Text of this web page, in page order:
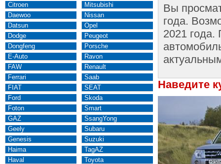
Citroen
Daewoo
Datsun
Dodge
Dongfeng
E-Auto
FAW
Ferrari
FIAT
Ford
Foton
GAZ
Geely
Genesis
Haima
Haval
Mitsubishi
Nissan
Opel
Peugeot
Porsche
Ravon
Renault
Saab
SEAT
Skoda
Smart
SsangYong
Subaru
Suzuki
TagAZ
Toyota
Вы
года.
2021 года.
Наведите